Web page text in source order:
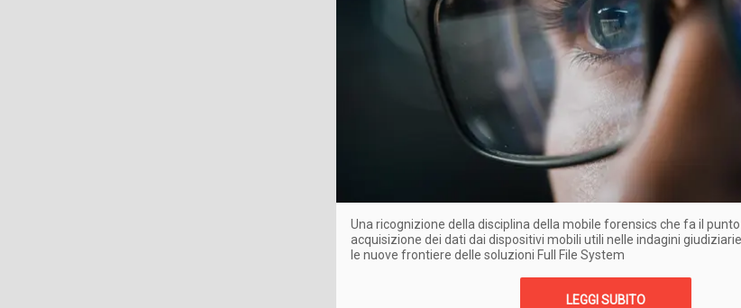
Una ricognizione della disciplina della mobile forensics che fa il
acquisizione dei dati dai dispositivi mobili utili nelle indagini
le nuove frontiere delle soluzioni Full File System
LEGGI SUBITO